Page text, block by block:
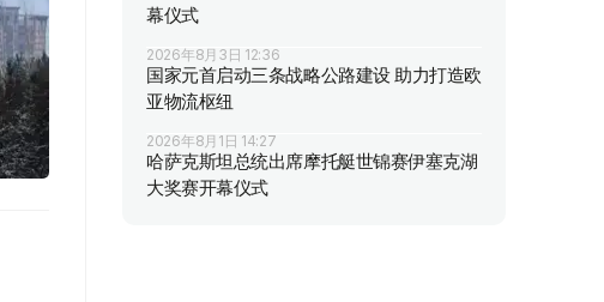
幕仪式
2026年8月3日 12:36
国家元首启动三条战略公路建设 助力打造欧
亚物流枢纽
2026年8月1日 14:27
哈萨克斯坦总统出席摩托艇世锦赛伊塞克湖
大奖赛开幕仪式